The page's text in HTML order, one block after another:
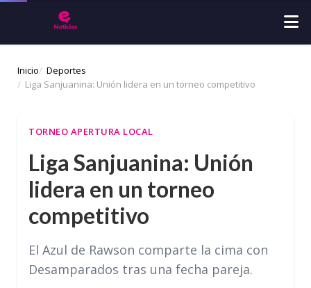
Inicio
Deportes
Liga Sanjuanina: Unión lidera en un torneo competitivo
TORNEO APERTURA LOCAL
Liga Sanjuanina: Unión
lidera en un torneo
competitivo
El Azul de Rawson comparte la cima con
Desamparados tras una fecha pareja.